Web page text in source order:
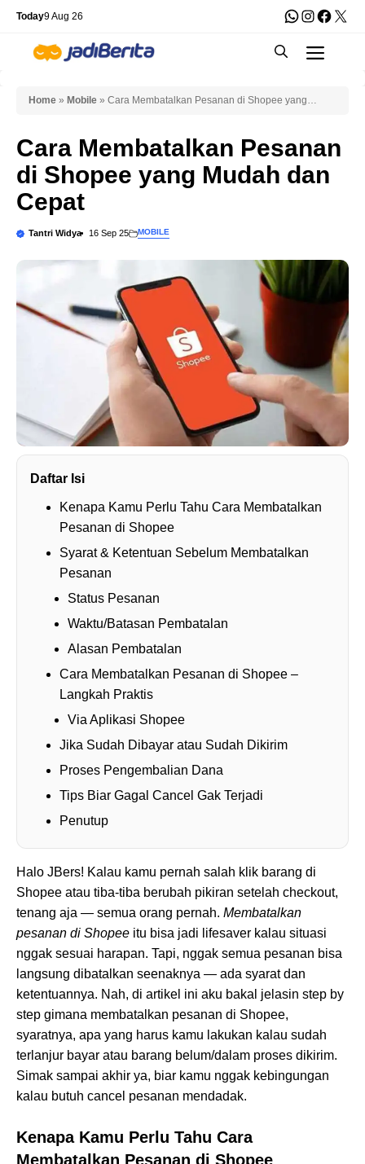
Skip
content
Today9 Aug 26 WhatsApp
X
Home » Mobile » Cara Membatalkan Pesanan di Shopee yang
Cara Membatalkan Pesanan
di Shopee yang Mudah dan
Cepat
Tantri Widya 16 Sep 25 MOBILE
Daftar Isi
Kenapa Kamu Perlu Tahu Cara Membatalkan
Pesanan di Shopee
Syarat & Ketentuan Sebelum Membatalkan
Pesanan
Status Pesanan
Waktu/Batasan Pembatalan
Alasan Pembatalan
Cara Membatalkan Pesanan di Shopee –
Langkah Praktis
Via Aplikasi Shopee
Jika Sudah Dibayar atau Sudah Dikirim
Proses Pengembalian Dana
Tips Biar Gagal Cancel Gak Terjadi
Penutup
Halo JBers! Kalau kamu pernah salah klik barang di
Shopee atau tiba-tiba berubah pikiran setelah checkout,
tenang aja — semua orang pernah. Membatalkan
pesanan di Shopee itu bisa jadi lifesaver kalau situasi
nggak sesuai harapan. Tapi, nggak semua pesanan bisa
langsung dibatalkan seenaknya — ada syarat dan
ketentuannya. Nah, di artikel ini aku bakal jelasin step by
step gimana membatalkan pesanan di Shopee,
syaratnya, apa yang harus kamu lakukan kalau sudah
terlanjur bayar atau barang belum/dalam proses dikirim.
Simak sampai akhir ya, biar kamu nggak kebingungan
kalau butuh cancel pesanan mendadak.
Kenapa Kamu Perlu Tahu Cara
Membatalkan Pesanan di Shopee